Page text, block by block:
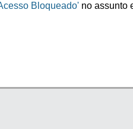
Bloqueado' no assunto